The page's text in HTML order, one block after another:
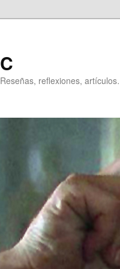
C
Reseñas, reflexiones,